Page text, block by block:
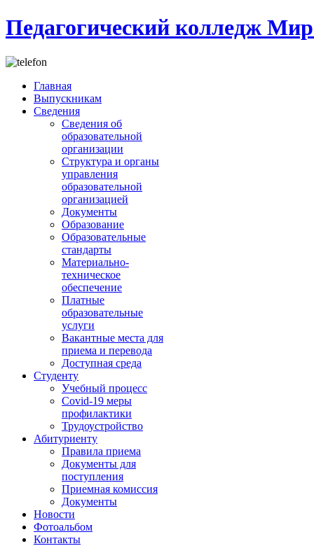
Педагогический колледж
Главная
Выпускникам
Сведения
Сведения об
образовательной
организации
Структура и органы
управления
образовательной
организацией
Документы
Образование
Образовательные
стандарты
Материально-
техническое
обеспечение
Платные
образовательные
услуги
Вакантные места для
приема и перевода
Доступная среда
Студенту
Учебный процесс
Covid-19 меры
профилактики
Трудоустройство
Абитуриенту
Правила приема
Документы для
поступления
Приемная комиссия
Документы
Новости
Фотоальбом
Контакты